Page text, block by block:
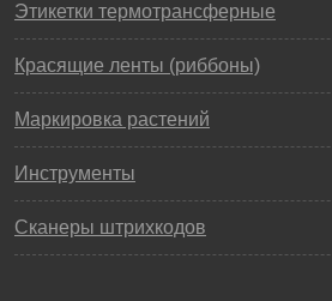
Этикетки термотрансферные
Красящие ленты (риббоны)
Маркировка растений
Инструменты
Сканеры штрихкодов